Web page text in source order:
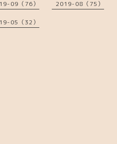
09（76） 2019-08（75）
05（32）